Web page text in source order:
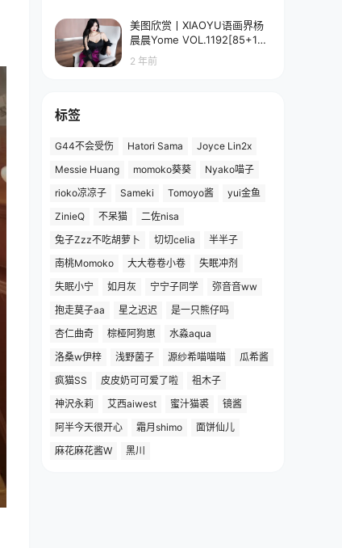
美图欣赏丨XIAOYU语画界杨
晨晨Yome VOL.1192[85+1P
／673MB]
2 年前
标签
G44不会受伤 Hatori Sama
Joyce Lin2x
Messie Huang
momoko葵葵
Nyako喵子
rioko凉凉子
Sameki Tomoyo酱
yui金鱼
ZinieQ
不呆猫
二佐nisa
兔子Zzz不吃胡萝卜
切切celia
半半子
南桃Momoko
大大卷卷小卷
失眠冲剂
失眠小宁
如月灰 宁宁子同学
弥音音ww
抱走莫子aa
星之迟迟
是一只熊仔吗
杏仁曲奇
棕桠阿狗崽
水淼aqua
洛桑w伊梓
浅野菌子 源纱希喵喵喵
瓜希酱
疯猫SS
皮皮奶可可爱了啦
祖木子
神沢永莉
艾西aiwest 蜜汁猫裘
镜酱
阿半今天很开心
霜月shimo
面饼仙儿
麻花麻花酱W
黑川